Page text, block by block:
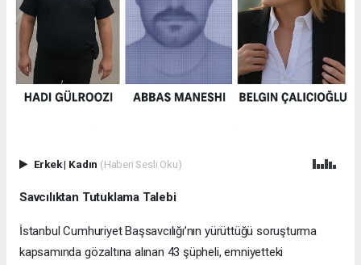
Erkek| Kadın (Haberi Sesli Oku)
Savcılıktan Tutuklama Talebi
İstanbul Cumhuriyet Başsavcılığı’nın yürüttüğü soruşturma
kapsamında gözaltına alınan 43 şüpheli, emniyetteki